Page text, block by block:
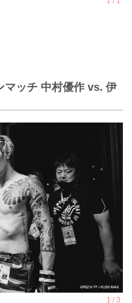
マッチ 中村優作 vs. 伊